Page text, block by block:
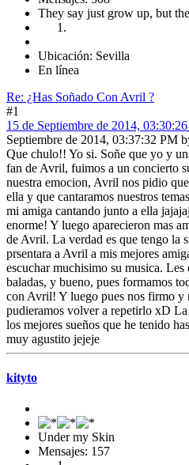
They say just grow up, but
Ubicación: Sevilla
En línea
Re: ¿Has Soñado Con Avril ?
#1
15 de Septiembre de 2014,
Septiembre de 2014, 03:37:32 PM
Que chulo!! Yo si. Soñe que yo y
fan de Avril, fuimos a un concierto
nuestra emocion, Avril nos pidio
ella y que cantaramos nuestros
mi amiga cantando junto a ella
enorme! Y luego aparecieron mas
de Avril. La verdad es que tengo la
prsentara a Avril a mis mejores
escuchar muchisimo su musica.
baladas, y bueno, pues formamos
con Avril! Y luego pues nos firmo y
pudieramos volver a repetirlo xD
los mejores sueños que he tenido
muy agustito jejeje
kityto
Under my Skin
Mensajes: 157